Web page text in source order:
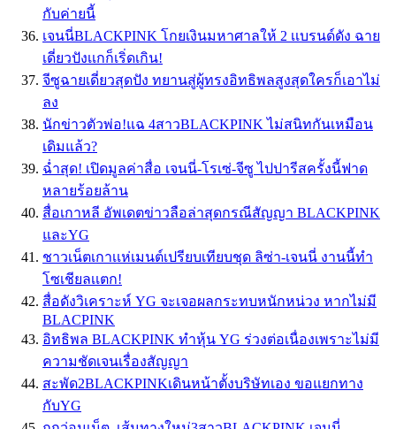
กับค่ายนี้
เจนนี่BLACKPINK โกยเงินมหาศาลให้ 2 เเบรนด์ดัง ฉาย
เดี่ยวปังเเกก็เริ่ดเกิน!
จีซูฉายเดี่ยวสุดปัง ทยานสู่ผู้ทรงอิทธิพลสูงสุดใครก็เอาไม่
ลง
นักข่าวตัวพ่อ!แฉ 4สาวBLACKPINK ไม่สนิทกันเหมือน
เดิมแล้ว?
ฉ่ำสุด! เปิดมูลค่าสื่อ เจนนี่-โรเซ่-จีซู ไปปารีสครั้งนี้ฟาด
หลายร้อยล้าน
สื่อเกาหลี อัพเดตข่าวลือล่าสุดกรณีสัญญา BLACKPINK
และYG
ชาวเน็ตเกาเเห่เมนต์เปรียบเทียบชุด ลิซ่า-เจนนี่ งานนี้ทำ
โซเชียลเเตก!
สื่อดังวิเคราะห์ YG จะเจอผลกระทบหนักหน่วง หากไม่มี
BLACPINK
อิทธิพล BLACKPINK ทำหุ้น YG ร่วงต่อเนื่องเพราะไม่มี
ความชัดเจนเรื่องสัญญา
สะพัด2BLACKPINKเดินหน้าตั้งบริษัทเอง ขอแยกทาง
กับYG